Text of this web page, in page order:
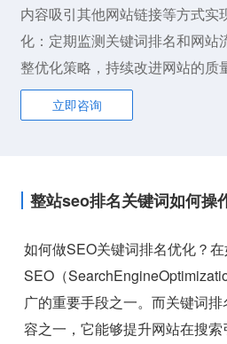
内容吸引其他网站链接等方式实
化：定期监测关键词排名和网站
整优化策略，持续改进网站的质
立即咨询
整站seo排名关键词如何操
如何做SEO关键词排名优化？在
SEO（
广的重要手段之一。而关键词
容之一，它能够提升网站在搜